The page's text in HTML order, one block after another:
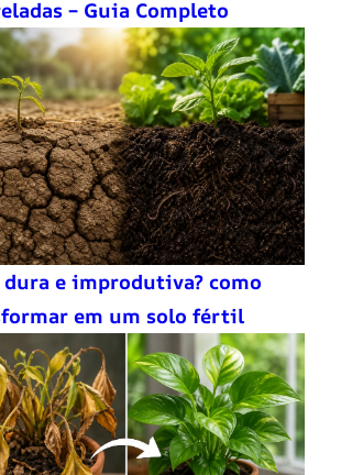
– Guia Completo
dura e improdutiva? como
em um solo fértil